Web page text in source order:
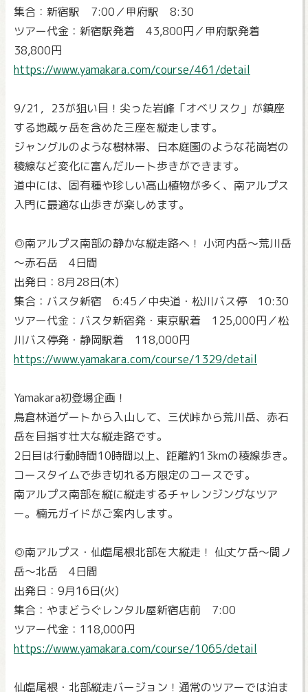
集合：新宿駅 7:00／甲府駅 8:30
ツアー代金：新宿駅発着 43,800円／甲府駅発着
38,800円
https://www.yamakara.com/course/461/detail
9/21，23が狙い目！尖った岩峰「オベリスク」が鎮座
する地蔵ヶ岳を含めた三座を縦走します。
ジャングルのような樹林帯、日本庭園のような花崗岩の
稜線など変化に富んだルート歩きができます。
道中には、固有種や珍しい高山植物が多く、南アルプス
入門に最適な山歩きが楽しめます。
◎南アルプス南部の静かな縦走路へ！ 小河内岳～荒川岳
～赤石岳 4日間
出発日：8月28日(木)
集合：バスタ新宿 6:45／中央道・松川バス停 10:30
ツアー代金：バスタ新宿発・東京駅着 125,000円／松
川バス停発・静岡駅着 118,000円
https://www.yamakara.com/course/1329/detail
Yamakara初登場企画！
鳥倉林道ゲートから入山して、三伏峠から荒川岳、赤石
岳を目指す壮大な縦走路です。
2日目は行動時間10時間以上、距離約13kmの稜線歩き。
コースタイムで歩き切れる方限定のコースです。
南アルプス南部を縦に縦走するチャレンジングなツア
ー。楠元ガイドがご案内します。
◎南アルプス・仙塩尾根北部を大縦走！ 仙丈ケ岳～間ノ
岳～北岳 4日間
出発日：9月16日(火)
集合：やまどうぐレンタル屋新宿店前 7:00
ツアー代金：118,000円
https://www.yamakara.com/course/1065/detail
仙塩尾根・北部縦走バージョン！通常のツアーでは泊ま